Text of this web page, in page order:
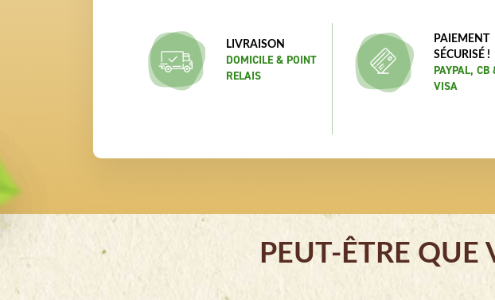
LIVRAISON
DOMICILE & POINT
RELAIS
PAIEMENT
SÉCURISÉ !
PAYPAL, CB
VISA
PEUT-ÊTRE